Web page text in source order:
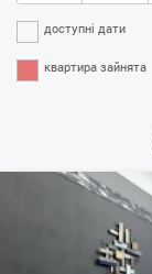
доступні дати
квартира зайнята